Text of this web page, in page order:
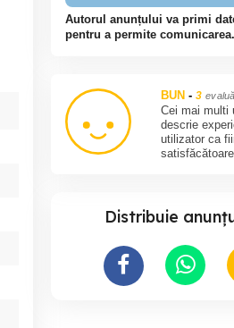
Autorul anunțului va primi
pentru a permite comunicarea.
BUN- 3
Cei mai multi
descrie
utilizator ca
satisfăcătoare
Distribuie